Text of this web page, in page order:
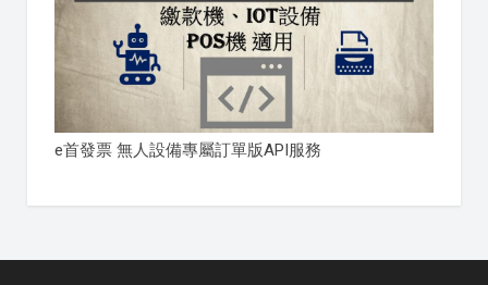
e首發票 無人設備專屬訂單版API服務